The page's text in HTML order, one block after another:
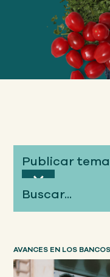
Publicar tema
Buscar...
AVANCES EN LOS